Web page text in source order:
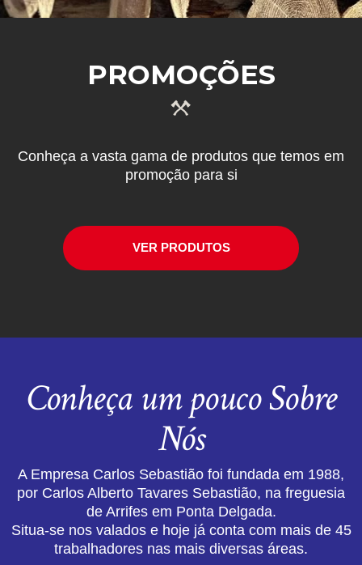
PROMOÇÕES
Conheça a vasta gama de produtos que temos em
promoção para si
VER PRODUTOS
Conheça um pouco Sobre
Nós
A Empresa Carlos Sebastião foi fundada em 1988,
por Carlos Alberto Tavares Sebastião, na freguesia
de Arrifes em Ponta Delgada.
Situa-se nos valados e hoje já conta com mais de 45
trabalhadores nas mais diversas áreas.